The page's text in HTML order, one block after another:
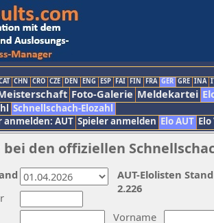
CHN CRO CZE DEN ENG ESP FAI FIN FRA GER GRE INA
Foto-Galerie Meldekartei
Schnellschach-Elozahl
anmelden: AUT Spieler anmelden Elo AUT
den offiziellen
Vorname
AUT-Elolisten
2.226